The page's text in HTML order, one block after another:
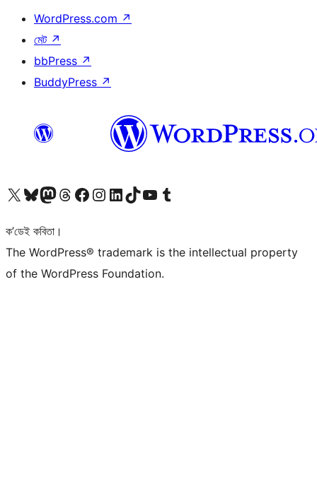
WordPress.com ↗
মেট ↗
bbPress ↗
BuddyPress ↗
আমাৰ X (আগৰ Twitter) একাউণ্টলৈ যাওকআমাৰ Bluesky একাউণ্টলৈ যাওকআমাৰ Mastodon একাউণ্টলৈ যাওকআমাৰ Threads একাউণ্টলৈ যাওকআমাৰ Facebook পৃষ্ঠালৈ যাওকআমাৰ Instagram একাউণ্টলৈ যাওকআমাৰ LinkedIn একাউণ্টলৈ যাওকআমাৰ TikTok একাউণ্টলৈ যাওকআমাৰ YouTube চেনেললৈ যাওকআমাৰ Tumblr একাউণ্টলৈ যাওক
ক’ডেই কবিতা।
The WordPress® trademark is the intellectual property
of the WordPress Foundation.